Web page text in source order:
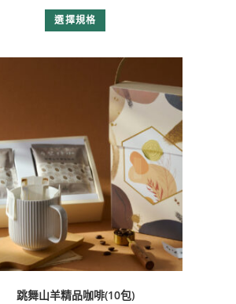
選擇規格
跳舞山羊精品咖啡(10包)